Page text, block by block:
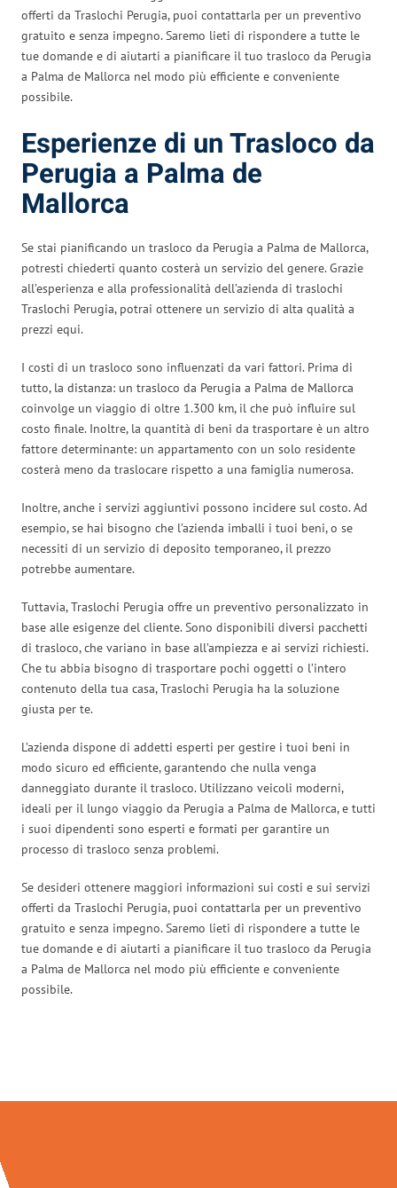
offerti da Traslochi Perugia, puoi contattarla per un preventivo
gratuito e senza impegno. Saremo lieti di rispondere a tutte le
tue domande e di aiutarti a pianificare il tuo trasloco da Perugia
a Palma de Mallorca nel modo più efficiente e conveniente
possibile.
Esperienze di un Trasloco da
Perugia a Palma de
Mallorca
Se stai pianificando un trasloco da Perugia a Palma de Mallorca,
potresti chiederti quanto costerà un servizio del genere. Grazie
all’esperienza e alla professionalità dell’azienda di traslochi
Traslochi Perugia, potrai ottenere un servizio di alta qualità a
prezzi equi.
I costi di un trasloco sono influenzati da vari fattori. Prima di
tutto, la distanza: un trasloco da Perugia a Palma de Mallorca
coinvolge un viaggio di oltre 1.300 km, il che può influire sul
costo finale. Inoltre, la quantità di beni da trasportare è un altro
fattore determinante: un appartamento con un solo residente
costerà meno da traslocare rispetto a una famiglia numerosa.
Inoltre, anche i servizi aggiuntivi possono incidere sul costo. Ad
esempio, se hai bisogno che l’azienda imballi i tuoi beni, o se
necessiti di un servizio di deposito temporaneo, il prezzo
potrebbe aumentare.
Tuttavia, Traslochi Perugia offre un preventivo personalizzato in
base alle esigenze del cliente. Sono disponibili diversi pacchetti
di trasloco, che variano in base all’ampiezza e ai servizi richiesti.
Che tu abbia bisogno di trasportare pochi oggetti o l’intero
contenuto della tua casa, Traslochi Perugia ha la soluzione
giusta per te.
L’azienda dispone di addetti esperti per gestire i tuoi beni in
modo sicuro ed efficiente, garantendo che nulla venga
danneggiato durante il trasloco. Utilizzano veicoli moderni,
ideali per il lungo viaggio da Perugia a Palma de Mallorca, e tutti
i suoi dipendenti sono esperti e formati per garantire un
processo di trasloco senza problemi.
Se desideri ottenere maggiori informazioni sui costi e sui servizi
offerti da Traslochi Perugia, puoi contattarla per un preventivo
gratuito e senza impegno. Saremo lieti di rispondere a tutte le
tue domande e di aiutarti a pianificare il tuo trasloco da Perugia
a Palma de Mallorca nel modo più efficiente e conveniente
possibile.